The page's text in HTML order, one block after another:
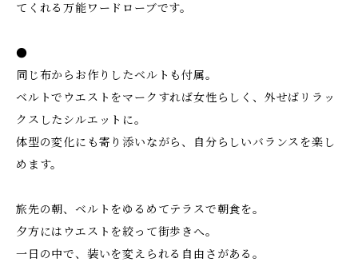
てくれる万能ワードローブです。
●
同じ布からお作りしたベルトも付属。
ベルトでウエストをマークすれば女性らしく、外せばリラッ
クスしたシルエットに。
体型の変化にも寄り添いながら、自分らしいバランスを楽し
めます。
旅先の朝、ベルトをゆるめてテラスで朝食を。
夕方にはウエストを絞って街歩きへ。
一日の中で、装いを変えられる自由さがある。